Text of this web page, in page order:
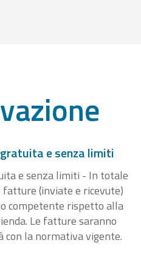
e senza limiti
e senza limiti - In totale
(inviate e ricevute)
competente rispetto alla
Le fatture saranno
la normativa vigente.